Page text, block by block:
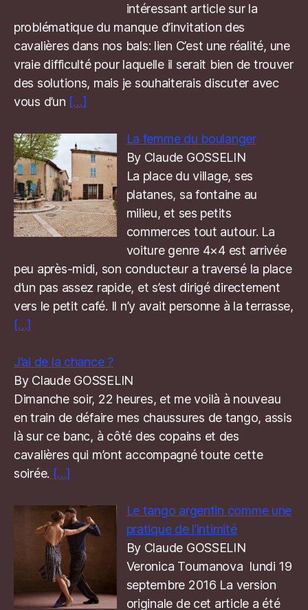
intéressant article sur la
problématique du manque d’invitation des
cavalières dans nos bals: lien C’est une réalité, une
vraie difficulté pour laquelle il serait bien de trouver
des solutions, mais je souhaiterais discuter avec
vous d’un […]
La femme du boulanger
By Claude GOSSELIN
La place du village, ses
platanes, sa fontaine au
milieu, et ses petits
commerces tout autour. La
voiture genre 4×4 est arrivée
peu après-midi, son conducteur a traversé la place
d’un pas assez rapide, et s’est dirigé directement
vers le petit café. Il n’y avait personne à la terrasse,
[…]
J’ai de la chance ?
By Claude GOSSELIN
Dimanche soir, 22 heures, et me voilà à nouveau
en train de défaire mes chaussures de tango, assis
là sur ce banc, à côté des copains et des
cavalières qui m’ont accompagné toute cette
soirée. […]
Le tango argentin comme une
pratique de l’intimité
By Claude GOSSELIN
Veronica Toumanova lundi 19
septembre 2016 La version
originale de cet article a été